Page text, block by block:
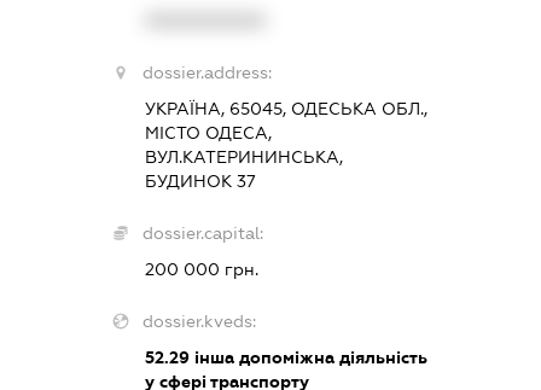
dossier.address:
УКРАЇНА, 65045, ОДЕСЬКА ОБЛ.,
МІСТО ОДЕСА,
ВУЛ.КАТЕРИНИНСЬКА,
БУДИНОК 37
dossier.capital:
200 000 грн.
dossier.kveds:
52.29 інша допоміжна діяльність
у сфері транспорту